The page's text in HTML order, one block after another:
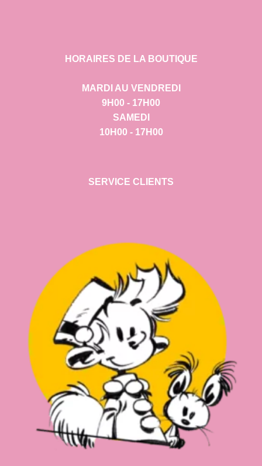
HORAIRES DE LA BOUTIQUE
MARDI AU VENDREDI
9H00 - 17H00
SAMEDI
10H00 - 17H00
SERVICE CLIENTS